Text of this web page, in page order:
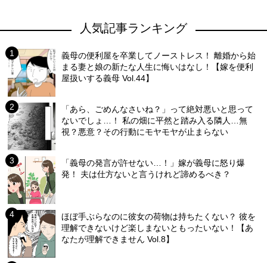
人気記事ランキング
義母の便利屋を卒業してノーストレス！ 離婚から始
まる妻と娘の新たな人生に悔いはなし！【嫁を便利
屋扱いする義母 Vol.44】
「あら、ごめんなさいね？」って絶対悪いと思って
ないでしょ…！ 私の畑に平然と踏み入る隣人…無
視？悪意？その行動にモヤモヤが止まらない
「義母の発言が許せない…！」嫁が義母に怒り爆
発！ 夫は仕方ないと言うけれど諦めるべき？
ほぼ手ぶらなのに彼女の荷物は持ちたくない？ 彼を
理解できないけど楽しまないともったいない！【あ
なたが理解できません Vol.8】